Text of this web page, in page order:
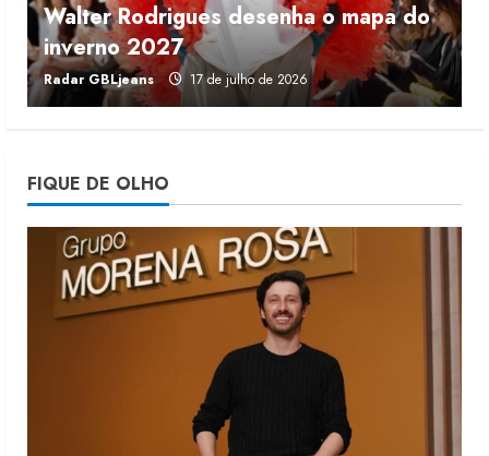
4
Fakini prevê R$345 milhões de
receita em 2026
4 de agosto de 2026
5
Projeto testa passaporte digital na
moda nacional
4 de agosto de 2026
Walter Rodrigues desenha o mapa do
inverno 2027
Radar GBLjeans 17 de julho de 2026
FIQUE DE OLHO